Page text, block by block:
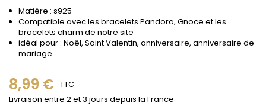
Matière : s925
Compatible avec les bracelets Pandora, Gnoce et les
bracelets charm de notre site
idéal pour : Noël, Saint Valentin, anniversaire, anniversaire de
mariage
8,99 € TTC
Livraison entre 2 et 3 jours depuis la France